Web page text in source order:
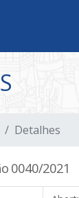
Detalhes
0040/2021